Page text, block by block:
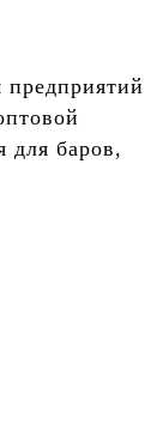
предприятий
для баров,